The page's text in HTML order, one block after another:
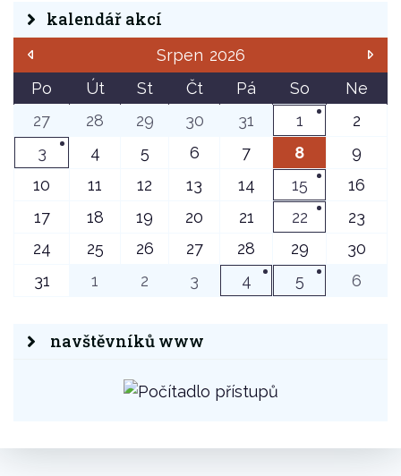
kalendář akcí
Srpen 2026
Po
Út St Čt Pá So
Ne
27
28 29 30 31 1
2
3
4 5 6 7 8
9
10
11 12 13 14 15
16
17
18 19 20 21 22
23
24
25 26 27 28 29
30
31
1 2 3 4 5 6
navštěvníků www